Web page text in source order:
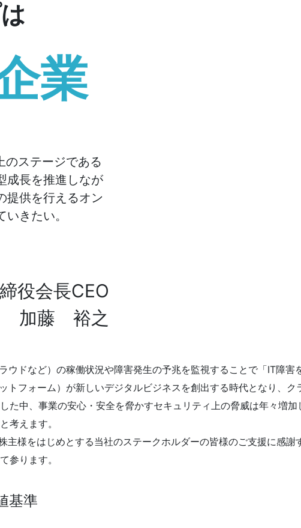
業
のステージである
成長を推進しなが
提供を行えるオン
きたい。
役会長CEO
加藤 裕之
ウドなど）の稼働状況や障害発生の予兆を監視することで「IT障害
トフォーム）が新しいデジタルビジネスを創出する時代となり、
た中、事業の安心・安全を脅かすセキュリティ上の脅威は年々増加
考えます。
様をはじめとする当社のステークホルダーの皆様のご支援に感謝
参ります。
基準